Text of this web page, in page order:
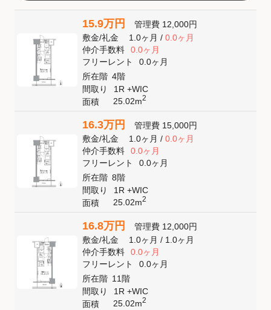
15.9万円 管理費 12,000円
敷金/礼金 1.0ヶ月/ 0.0ヶ月
仲介手数料
0.0ヶ月
フリーレント
0.0ヶ月
所在階 4階
間取り
1R +WIC
面積
25.02m2
16.3万円 管理費 15,000円
敷金/礼金 1.0ヶ月/ 0.0ヶ月
仲介手数料
0.0ヶ月
フリーレント
0.0ヶ月
所在階 8階
間取り
1R +WIC
面積
25.02m2
16.8万円 管理費 12,000円
敷金/礼金 1.0ヶ月/ 1.0ヶ月
仲介手数料
0.0ヶ月
フリーレント
0.0ヶ月
所在階 11階
間取り
1R +WIC
面積
25.02m2